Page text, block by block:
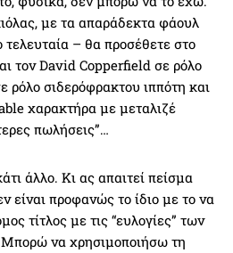
με τα απαράδεκτα φάουλ
– θα προσέθετε στο
τον David Copperfield σε ρόλο
ρόλο σιδερόφρακτου ιππότη και
χαρακτήρα με μεταλιζέ
πωλήσεις”…
άλλο. Κι ας απαιτεί πείσμα
είναι προφανώς το ίδιο με το να
τίτλος με τις “ευλογίες” των
να χρησιμοποιήσω τη